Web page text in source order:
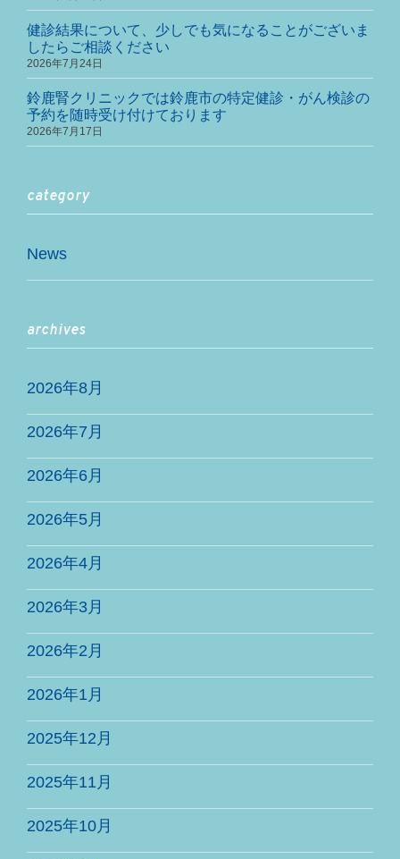
健診結果について、少しでも気になることがございま
したらご相談ください
2026年7月24日
鈴鹿腎クリニックでは鈴鹿市の特定健診・がん検診の
予約を随時受け付けております
2026年7月17日
category
News
archives
2026年8月
2026年7月
2026年6月
2026年5月
2026年4月
2026年3月
2026年2月
2026年1月
2025年12月
2025年11月
2025年10月